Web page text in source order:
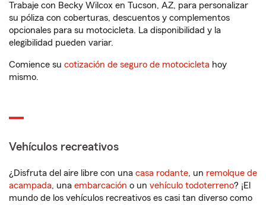
Trabaje con Becky Wilcox en Tucson, AZ, para personalizar
su póliza con coberturas, descuentos y complementos
opcionales para su motocicleta. La disponibilidad y la
elegibilidad pueden variar.
Comience su cotización de seguro de motocicleta hoy
mismo.
Vehículos recreativos
¿Disfruta del aire libre con una casa rodante, un remolque de
acampada, una embarcación o un vehículo todoterreno? ¡El
mundo de los vehículos recreativos es casi tan diverso como